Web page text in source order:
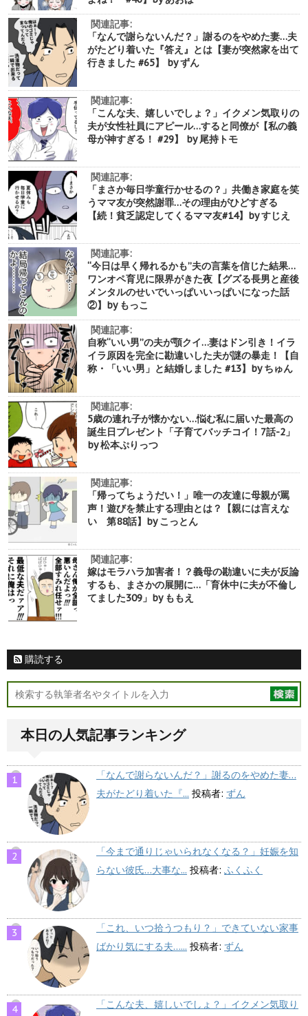
関連記事:
「なんで謝らないんだ？」謝るのをやめた妻…夫
がたどり着いた『答え』とは【妻が突然家を出て
行きました #65】 by ずん
関連記事:
「こんな夫、嬉しいでしょ？」イクメン気取りの
夫が女性社員にアピール…すると同僚が【私の義
母が神すぎる！ #29】 by 尾持トモ
関連記事:
「まさか毎日学童行かせるの？」共働き家庭を笑
うママ友が突然謝罪…その理由がひどすぎる
【続！貧乏認定してくるママ友#14】by すじえ
関連記事:
“今日は早く帰れるかも”夫の言葉を信じた結果…
ワンオペ育児に限界がきた夜【グズる長男と産後
メンタルのせいでいっぱいいっぱいになった話
②】by もっこ
関連記事:
自称“いい男”の夫が顎クイ…妻はドン引き！イラ
イラ原因を完全に勘違いした夫が謎の暴走！【自
称・「いい男」と結婚しました #13】by ちゅん
関連記事:
5歳の連れ子が懐かない…悩む私に届いた最高の
誕生日プレゼント「子育てバッチコイ！7話-2」
by 松本ぷりっつ
関連記事:
「帰ってちょうだい！」唯一の友達に母親が罵
声！遊びを禁止する理由とは？【親には言えな
い 第88話】by こっとん
関連記事:
嫁はモラハラ加害者！？義母の勘違いに夫が反論
するも、まさかの展開に…「育休中に夫が不倫し
てました309」by ももえ
購読する
本日の人気記事ランキング
「なんで謝らないんだ？」謝るのをやめた妻…
夫がたどり着いた『... 投稿者: ずん
「今まで通りじゃいられなくなる？」妊娠を知
らない彼氏…大事な... 投稿者: ふくふく
「これ、いつ拾うつもり？」できていない家事
ばかり気にする夫…... 投稿者: ずん
「こんな夫、嬉しいでしょ？」イクメン気取り